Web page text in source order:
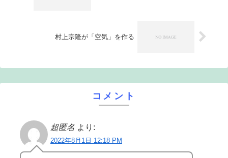
村上宗隆が「空気」を作る
コメント
超匿名 より:
2022年8月1日 12:18 PM